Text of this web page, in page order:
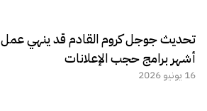
تحديث جوجل كروم القادم قد ينهي عمل
أشهر برامج حجب الإعلانات
16 يونيو 2026